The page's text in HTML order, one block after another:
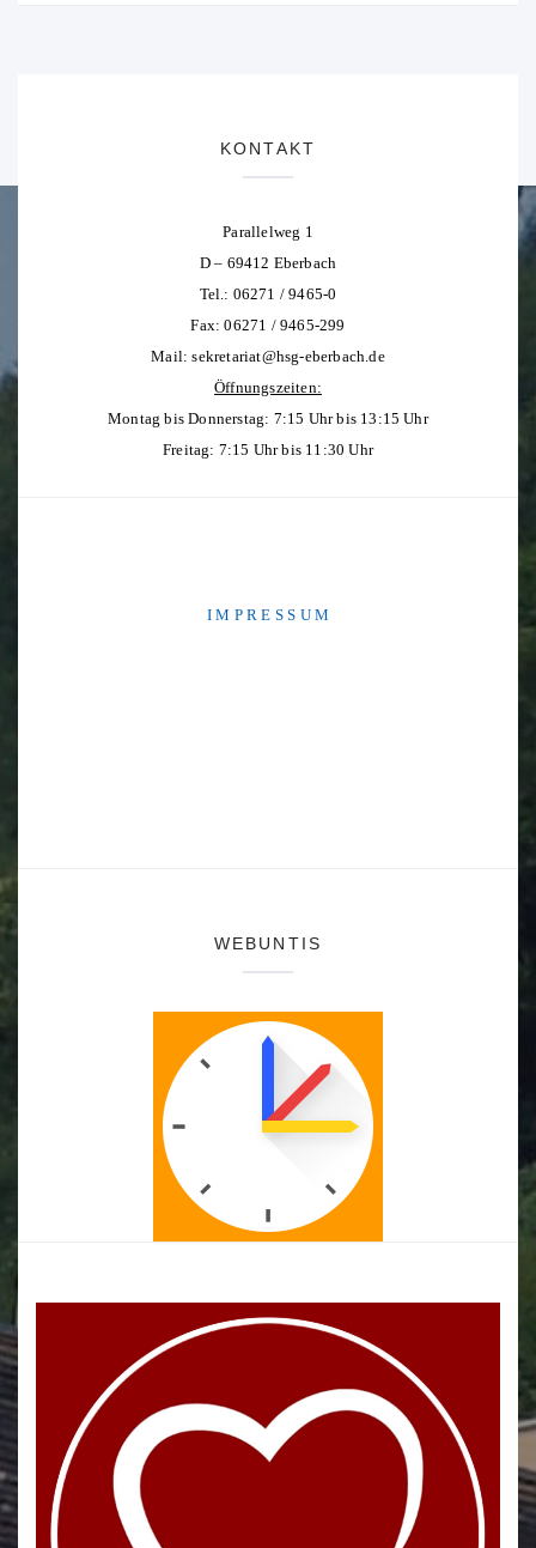
KONTAKT
Parallelweg 1
D – 69412 Eberbach
Tel.: 06271 / 9465-0
Fax: 06271 / 9465-299
Mail:sekretariat@hsg-eberbach.de
Öffnungszeiten:
Montag bis Donnerstag: 7:15 Uhr bis 13:15 Uhr
Freitag: 7:15 Uhr bis 11:30 Uhr
I M P R E S S U M
WEBUNTIS